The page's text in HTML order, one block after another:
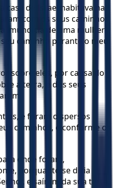
casa de Israel habitava na
com os seus caminhos
a imundícia de uma mulher
caminho perante o meu
sobre eles, por causa do
a terra, e dos seus
e foram dispersos
caminhos, e conforme os
onde foram,
porquanto se dizia
e saíram da sua terra.